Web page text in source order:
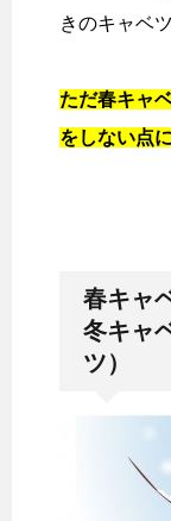
きのキャベ
ただ春キャ
をしない点
春キャ
冬キャ
ツ）